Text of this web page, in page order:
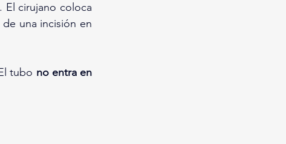
El cirujano coloca
una incisión en
tubo no entra en